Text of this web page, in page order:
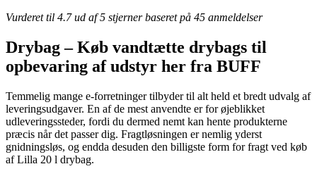
Vurderet til 4.7ud af 5 stjerner baseret på 45 anmeldelser
Drybag – Køb vandtætte drybags til
opbevaring af udstyr her fra BUFF
Temmelig mange e-forretninger tilbyder til alt held et bredt udvalg af
leveringsudgaver. En af de mest anvendte er for øjeblikket
udleveringssteder, fordi du dermed nemt kan hente produkterne
præcis når det passer dig. Fragtløsningen er nemlig yderst
gnidningsløs, og endda desuden den billigste form for fragt ved køb
af Lilla 20 l drybag.